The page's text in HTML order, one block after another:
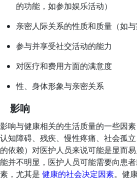
的功能，如参加娱乐活动）
亲密人际关系的性质和质量（如与
参与并享受社交活动的能力
对医疗和费用方面的满意度
性、身体形象与亲密关系
影响
影响与健康相关的生活质量的一些因素
认知障碍、残疾、慢性疼痛、社会孤
的依赖）对医护人员来说可能是显而
能并不明显，医护人员可能需要向患
素，尤其是 健康的社会决定因素。健